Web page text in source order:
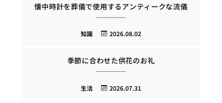
懐中時計を葬儀で使用するアンティークな流儀
2026.08.02
知識
季節に合わせた供花のお礼
2026.07.31
生活